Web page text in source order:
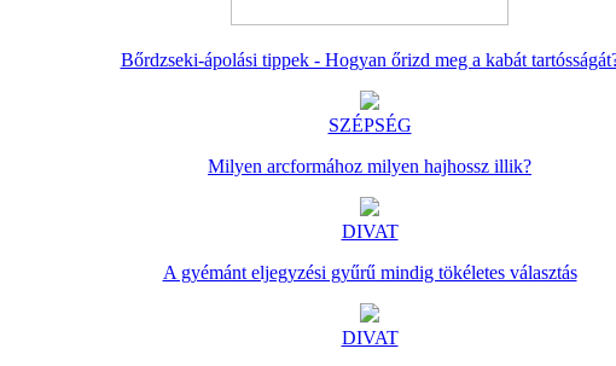
Bőrdzseki-ápolási tippek - Hogyan őrizd meg a kabát
SZÉPSÉG
Milyen arcformához milyen hajhossz illik?
DIVAT
A gyémánt eljegyzési gyűrű mindig tökéletes választás
DIVAT